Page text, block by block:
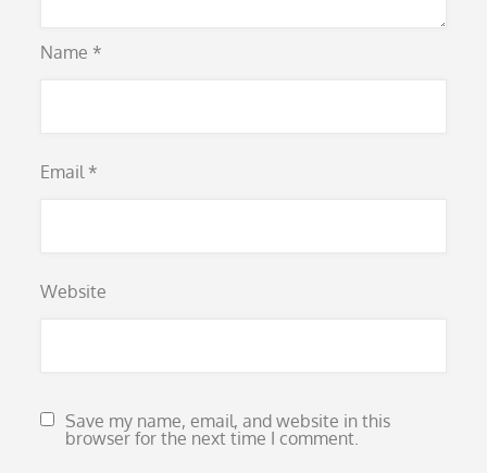
Name *
Email *
Website
Save my name, email, and website in this
browser for the next time I comment.